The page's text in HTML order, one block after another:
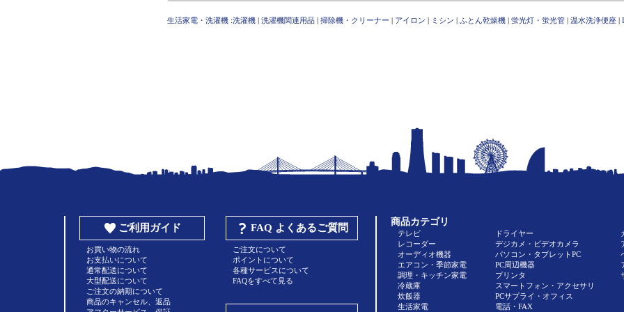
生活家電・洗濯機 :洗濯機 | 洗濯機関連用品 | 掃除機・クリーナー | アイロン | ミシン | ふとん乾燥機 | 蛍光灯・蛍光管 | 温水洗浄便座 |
ご利用ガイド
お買い物の流れ
お支払いについて
通常配送について
大型配送について
ご注文の納期について
商品のキャンセル、返品
FAQ よくあるご質問
ご注文について
ポイントについて
各種サービスについて
FAQをすべて見る
商品カテゴリ
テレビ
レコーダー
オーディオ機器
エアコン・季節家電
調理・キッチン家電
冷蔵庫
炊飯器
生活家電
ドライヤー
デジカメ・ビデオカメラ
パソコン・タブレットPC
PC周辺機器
プリンタ
スマートフォン・アクセサリ
PCサプライ・オフィス
電話・FAX